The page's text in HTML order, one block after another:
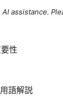
assistance.
性
語解説